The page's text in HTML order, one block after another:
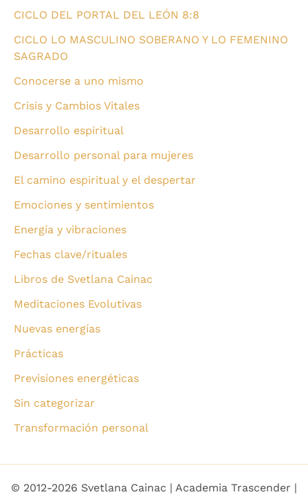
CICLO DEL PORTAL DEL LEÓN 8:8
CICLO LO MASCULINO SOBERANO Y LO FEMENINO
SAGRADO
Conocerse a uno mismo
Crisis y Cambios Vitales
Desarrollo espiritual
Desarrollo personal para mujeres
El camino espiritual y el despertar
Emociones y sentimientos
Energía y vibraciones
Fechas clave/rituales
Libros de Svetlana Cainac
Meditaciones Evolutivas
Nuevas energías
Prácticas
Previsiones energéticas
Sin categorizar
Transformación personal
© 2012-2026 Svetlana Cainac | Academia Trascender |